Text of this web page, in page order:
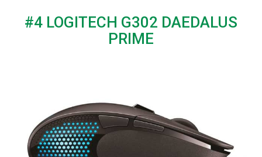
#4 LOGITECH G302 DAEDALUS
PRIME